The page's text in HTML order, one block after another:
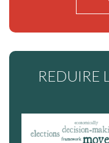
REDUIRE